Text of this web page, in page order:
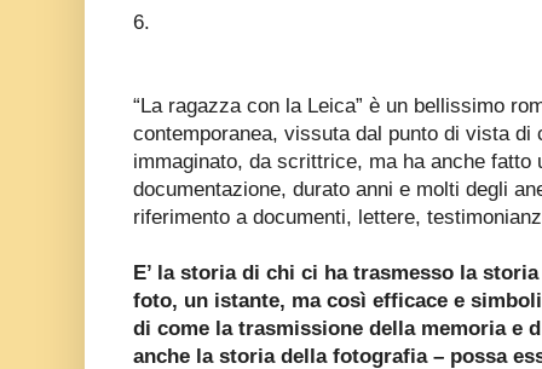
6.
“La ragazza con la Leica” è un bellissimo
contemporanea, vissuta dal punto di vista
immaginato, da scrittrice, ma ha anche fatto
documentazione, durato anni e molti degli
riferimento a documenti, lettere,
E’ la storia di chi ci ha trasmesso la
foto, un istante, ma così efficace e
di come la trasmissione della memoria e
anche la storia della fotografia – possa